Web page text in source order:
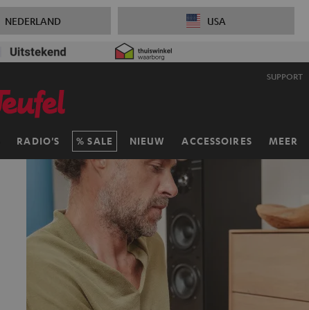
NEDERLAND USA
SUPPORT
RADIO'S SALE NIEUW ACCESSOIRES MEER